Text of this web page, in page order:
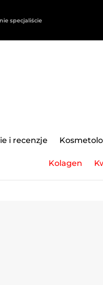
specjaliście
i recenzje
Kolagen